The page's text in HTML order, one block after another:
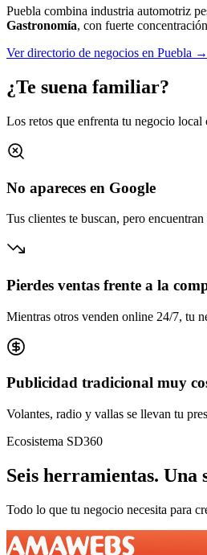
Puebla combina industria automotriz
Gastronomía, con fuerte
Ver directorio de negocios en Puebla →
¿Te suena familiar?
Los retos que enfrenta tu negocio local
No apareces en Google
Tus clientes te buscan, pero
Pierdes ventas frente a la
Mientras otros venden online 24/7, tu
Publicidad tradicional muy
Volantes, radio y vallas se llevan tu
Ecosistema SD360
Seis herramientas. Una
Todo lo que tu negocio necesita para